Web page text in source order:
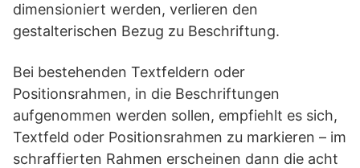
dimensioniert werden, verlieren den
gestalterischen Bezug zu Beschriftung.
Bei bestehenden Textfeldern oder
Positionsrahmen, in die Beschriftungen
aufgenommen werden sollen, empfiehlt es sich,
Textfeld oder Positionsrahmen zu markieren – im
schraffierten Rahmen erscheinen dann die acht